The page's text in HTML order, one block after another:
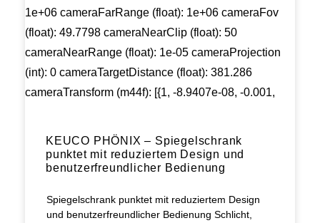
KEUCO PHÖNIX – Spiegelschrank
punktet mit reduziertem Design und
benutzerfreundlicher Bedienung
Spiegelschrank punktet mit reduziertem Design
und benutzerfreundlicher Bedienung Schlicht,